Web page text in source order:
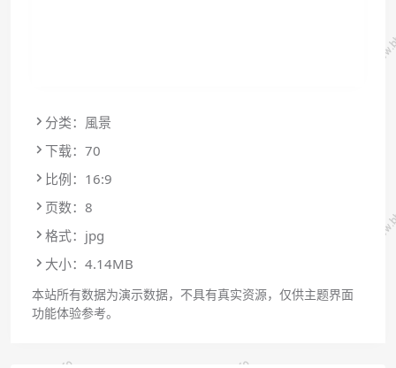
分类：風景
下载：70
比例：16:9
页数：8
格式：jpg
大小：4.14MB
本站所有数据为演示数据，不具有真实资源，仅供主题界面
功能体验参考。